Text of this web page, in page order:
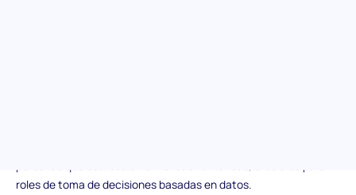
roles de toma de decisiones basadas en datos.